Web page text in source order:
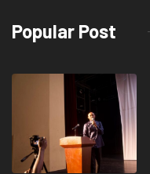
Popular Post